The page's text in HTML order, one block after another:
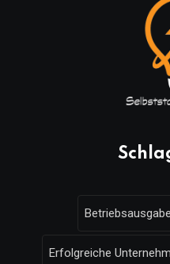
Erfolgreiche